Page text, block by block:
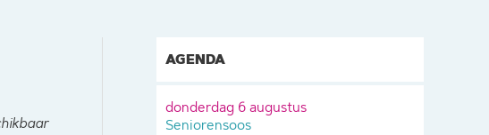
AGENDA
donderdag 6 augustus
Seniorensoos